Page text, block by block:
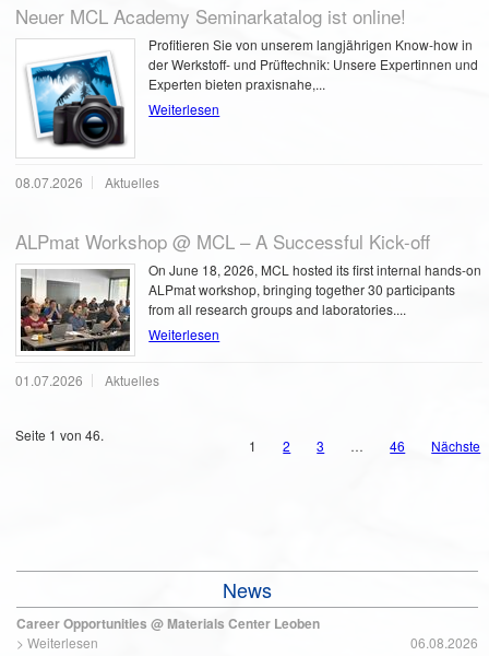
Neuer MCL Academy Seminarkatalog ist online!
Profitieren Sie von unserem langjährigen Know-how in
der Werkstoff- und Prüftechnik: Unsere Expertinnen und
Experten bieten praxisnahe,...
Weiterlesen
08.07.2026 Aktuelles
ALPmat Workshop @ MCL – A Successful Kick-off
On June 18, 2026, MCL hosted its first internal hands-on
ALPmat workshop, bringing together 30 participants
from all research groups and laboratories....
Weiterlesen
01.07.2026 Aktuelles
Seite 1 von 46.
1 2 3 … 46 Nächste
News
Career Opportunities @ Materials Center Leoben
> Weiterlesen 06.08.2026